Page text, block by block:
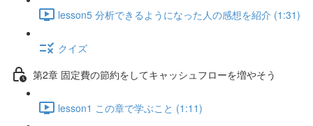
lesson5 分析できるようになった人の感想を紹介 (1:31)
クイズ
第2章 固定費の節約をしてキャッシュフローを増やそう
lesson1 この章で学ぶこと (1:11)